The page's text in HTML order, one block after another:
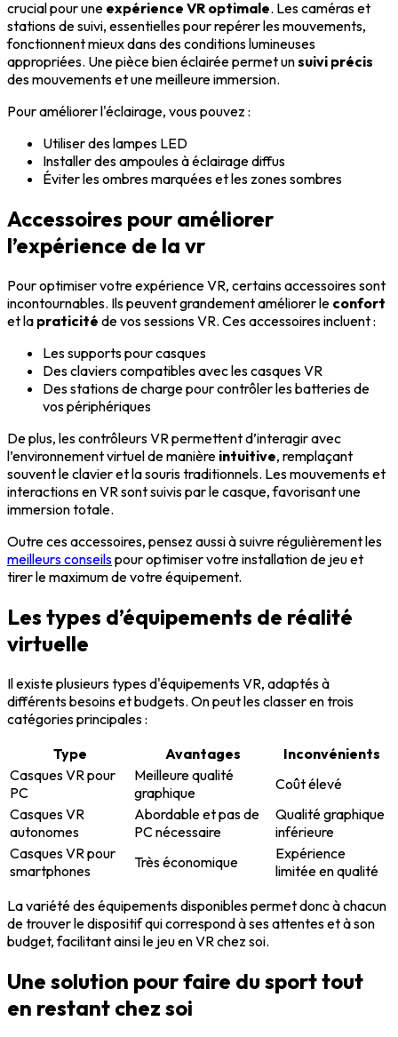
crucial pour une expérience VR optimale. Les caméras et
stations de suivi, essentielles pour repérer les mouvements,
fonctionnent mieux dans des conditions lumineuses
appropriées. Une pièce bien éclairée permet unsuivi précis
des mouvements et une meilleure immersion.
Pour améliorer l'éclairage, vous pouvez :
Utiliser des lampes LED
Installer des ampoules à éclairage diffus
Éviter les ombres marquées et les zones sombres
Accessoires pour améliorer
l’expérience de la vr
Pour optimiser votre expérience VR, certains accessoires sont
incontournables. Ils peuvent grandement améliorer le confort
et la praticité de vos sessions VR. Ces accessoires incluent :
Les supports pour casques
Des claviers compatibles avec les casques VR
Des stations de charge pour contrôler les batteries de
vos périphériques
De plus, les contrôleurs VR permettent d’interagir avec
l’environnement virtuel de manière intuitive, remplaçant
souvent le clavier et la souris traditionnels. Les mouvements et
interactions en VR sont suivis par le casque, favorisant une
immersion totale.
Outre ces accessoires, pensez aussi à suivre régulièrement les
meilleurs conseilspour optimiser votre installation de jeu et
tirer le maximum de votre équipement.
Les types d’équipements de réalité
virtuelle
Il existe plusieurs types d'équipements VR, adaptés à
différents besoins et budgets. On peut les classer en trois
catégories principales :
Type
Avantages
Inconvénients
Casques VR pour
PC
Meilleure qualité
graphique
Coût élevé
Casques VR
autonomes
Abordable et pas de
PC nécessaire
Qualité graphique
inférieure
Casques VR pour
smartphones
Très économique
Expérience
limitée en qualité
La variété des équipements disponibles permet donc à chacun
de trouver le dispositif qui correspond à ses attentes et à son
budget, facilitant ainsi le jeu en VR chez soi.
Une solution pour faire du sport tout
en restant chez soi